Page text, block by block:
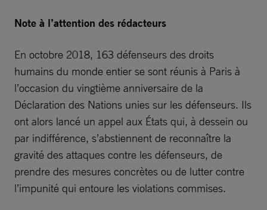
Note à l’attention des rédacteurs
En octobre 2018, 163 défenseurs des droits
humains du monde entier se sont réunis à Paris à
l’occasion du vingtième anniversaire de la
Déclaration des Nations unies sur les défenseurs. Ils
ont alors lancé un appel aux États qui, à dessein ou
par indifférence, s’abstiennent de reconnaître la
gravité des attaques contre les défenseurs, de
prendre des mesures concrètes ou de lutter contre
l’impunité qui entoure les violations commises.